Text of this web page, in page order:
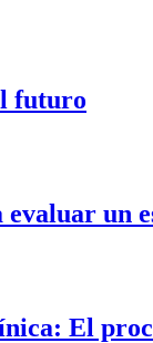
futuro
un
El